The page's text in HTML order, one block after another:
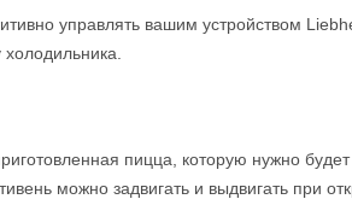
управлять вашим устройством
пицца, которую нужно
можно задвигать и выдвигать при